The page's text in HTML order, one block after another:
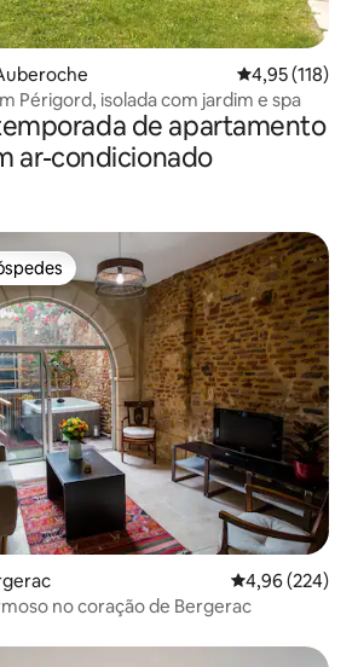
4,95 de uma
4,95 (118)
Périgord, isolada com jardim e spa
de apartamento
ar-condicionado
preferidos dos hóspedes
4,96 de uma
4,96 (224)
no coração de Bergerac